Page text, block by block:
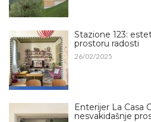
Stazione 123:
prostoru radosti
26/02/2025
Enterijer La Casa
nesvakidašnje